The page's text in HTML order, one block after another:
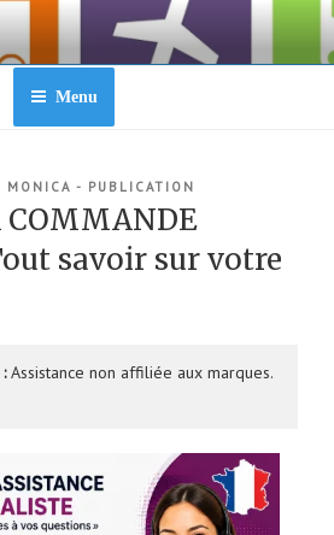
Menu
MONICA - PUBLICATION
COMMANDE
savoir sur votre
Assistance non affiliée aux marques.